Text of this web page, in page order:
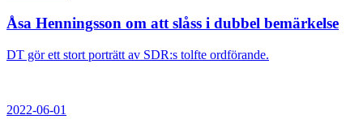
Åsa Henningsson om att slåss i dubbel bemärkelse
DT gör ett stort porträtt av SDR:s tolfte ordförande.
2022-06-01